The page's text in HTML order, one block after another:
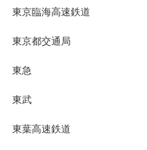
東京臨海高速鉄道
東京都交通局
東急
東武
東葉高速鉄道